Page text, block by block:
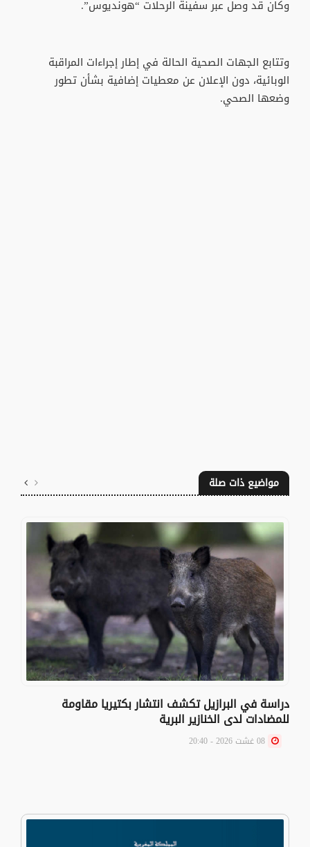
وكان قد وصل عبر سفينة الرحلات “هونديوس”.
وتتابع الجهات الصحية الحالة في إطار إجراءات المراقبة
الوبائية، دون الإعلان عن معطيات إضافية بشأن تطور
وضعها الصحي.
مواضيع ذات صلة
دراسة في البرازيل تكشف انتشار بكتيريا مقاومة
للمضادات لدى الخنازير البرية